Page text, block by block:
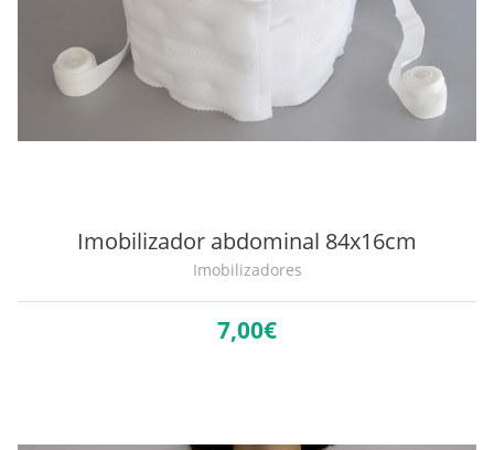
Imobilizador abdominal 84x16cm
Imobilizadores
7,00€